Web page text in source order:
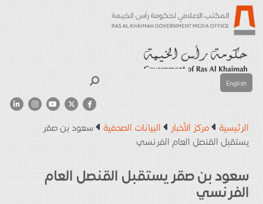
English
الرئيسية مركز الأخبار البيانات الصحفية
سعود بن صقر
يستقبل القنصل العام الفرنسي
سعود بن صقر يستقبل القنصل العام
الفرنسي